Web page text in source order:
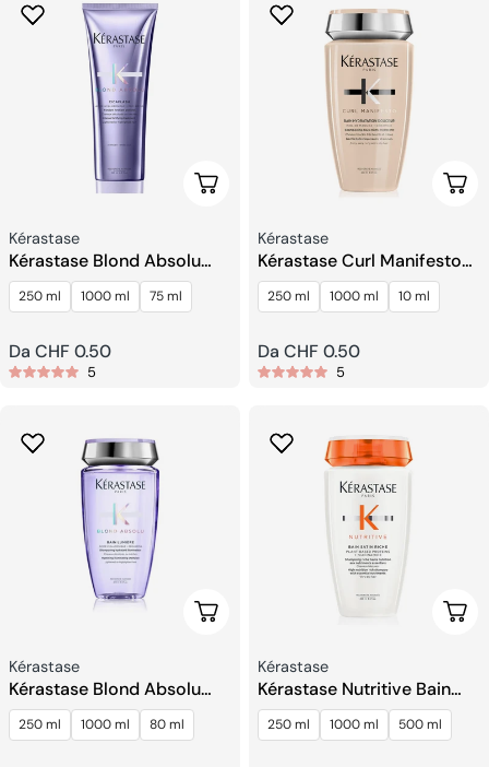
Scegli Le Opzioni
Venditore:
Kérastase
Kérastase Blond Absolu
Cicaflash Balsamo
250 ml 1000 ml 75 ml
Prezzo
regolare
Da CHF 0.50
5
Venditore:
Kérastase
Kérastase Curl Manifesto
Bain Hydratation Douceur
Shampoo
250 ml 1000 ml 10 ml
Prezzo
regolare
Da CHF 0.50
5
Scegli Le Opzioni
Venditore:
Kérastase
Kérastase Blond Absolu
Bain Lumière Shampoo
250 ml 1000 ml 80 ml
Venditore:
Kérastase
Kérastase Nutritive Bain
Satin Riche Shampoo
250 ml 1000 ml 500 ml